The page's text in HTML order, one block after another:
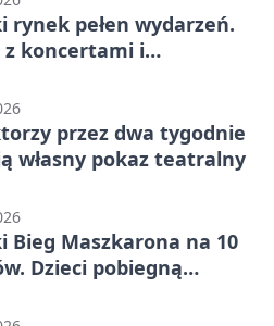
rynek pełen wydarzeń.
z koncertami i
przez dwa tygodnie
własny pokaz teatralny
Bieg Maszkarona na 10
Dzieci pobiegną